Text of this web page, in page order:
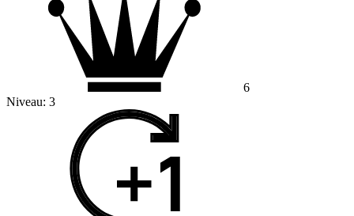
6
Niveau: 3